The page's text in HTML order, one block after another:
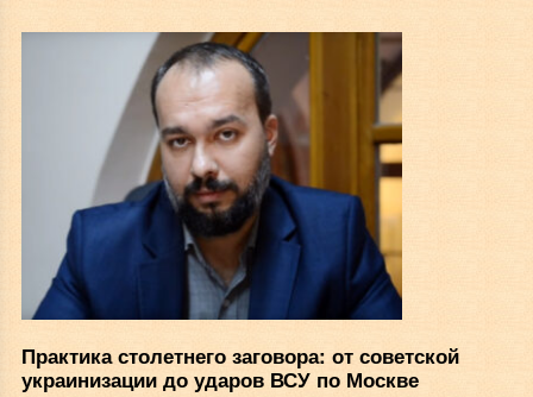
Практика столетнего заговора: от советской
украинизации до ударов ВСУ по Москве